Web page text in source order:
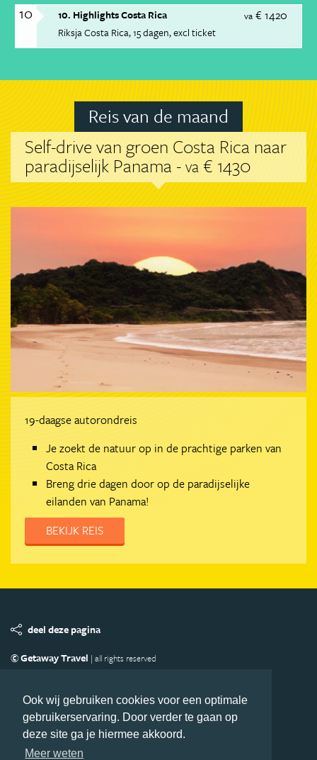
Ook wij gebruiken cookies voor een optimale
gebruikerservaring. Door verder te gaan op
deze site ga je hiermee akkoord.
Meer weten
10 va € 1420
10. Highlights Costa Rica
Riksja Costa Rica 15 dagen excl ticket
Reis van de maand
Self-drive van groen Costa Rica naar
paradijselijk Panama -va € 1430
19-daagse autorondreis
Je zoekt de natuur op in de prachtige parken van
Costa Rica
Breng drie dagen door op de paradijselijke
eilanden van Panama!
BEKIJK REIS
deel deze pagina
© Getaway Travel | all rights reserved
Copyright
Privacy statement Disclaimer
Cookies
Volg MiddenAmerika.nl
Nieuwsbrief
Facebook